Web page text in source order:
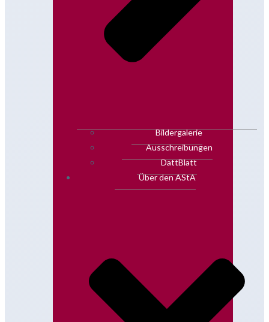
Bildergalerie
Ausschreibungen
DattBlatt
Über den AStA